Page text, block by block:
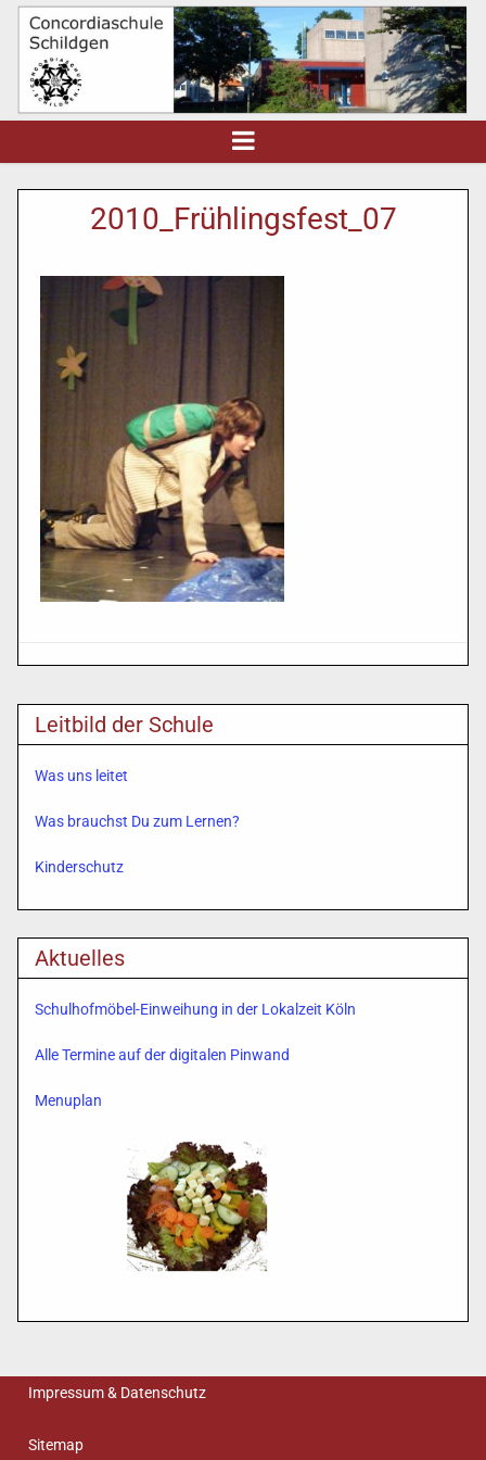
2010_Frühlingsfest_07
Leitbild der Schule
Was uns leitet
Was brauchst Du zum Lernen?
Kinderschutz
Aktuelles
Schulhofmöbel-Einweihung in der Lokalzeit Köln
Alle Termine auf der digitalen Pinwand
Menuplan
Impressum & Datenschutz
Sitemap